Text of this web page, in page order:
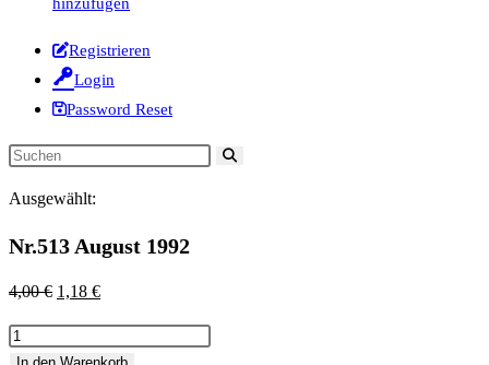
Registrieren
Login
Password Reset
Diese
durchsuchen
Ausgewählt:
Nr.513 August 1992
4,00€ Ursprünglicher
war:
1,18 €Aktueller
ist:
Nr.513
August